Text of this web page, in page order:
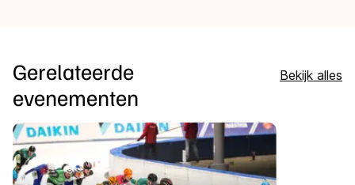
Gerelateerde
evenementen
Bekijk alles